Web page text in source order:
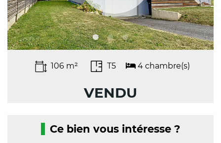
106 m² T5 4 chambre(s)
VENDU
Ce bien vous intéresse ?